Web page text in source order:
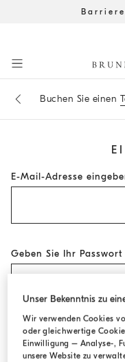
Buchen Sie einen
E-Mail-Adresse
Geben Sie Ihr Passwort
Passwort vergessen?
Unser Bekenntnis zu
Wir verwenden Cookies
oder gleichwertige
Einwilligung – Analyse-,
unsere Website zu